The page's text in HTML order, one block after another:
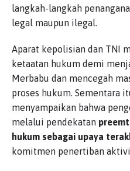
langkah-langkah
legal maupun ilegal.
Aparat kepolisian dan TNI
ketaatan hukum demi
Merbabu dan mencegah
proses hukum. Sementara
menyampaikan bahwa
melalui pendekatan
hukum sebagai upaya
komitmen penertiban